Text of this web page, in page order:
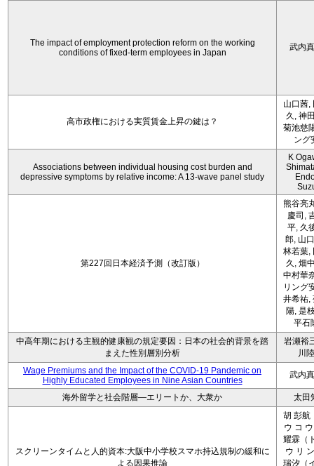
The impact of employment protection reform on the working
conditions of fixed-term employees in Japan
武内
高市政権における実質賃金上昇の鍵は？
山口茜,
久, 神
菊池慈
ング
Associations between individual housing cost burden and
depressive symptoms by relative income: A 13-wave panel study
K
第227回日本経済予測（改訂版）
熊谷亮
慶司,
平, 久
郎, 山
林若葉,
久, 畑
中村華
リング
井希祐,
陽, 是
平石
中高年期における主観的健康観の規定要因：日本の社会的背景を踏
まえた性別層別分析
岩瀬裕
川
Wage Premiums and the Impact of the COVID‑19 Pandemic on
Highly Educated Employees in Nine Asian Countries
武内
海外留学と社会階層―エリートか、大衆か 太田
スクリーンタイムと人的資本:大阪中小学校スマホ持込規制の緩和に
よる因果推論
胡 彭航
ウ コ
耀霖（
ウ リ
瑞汐（